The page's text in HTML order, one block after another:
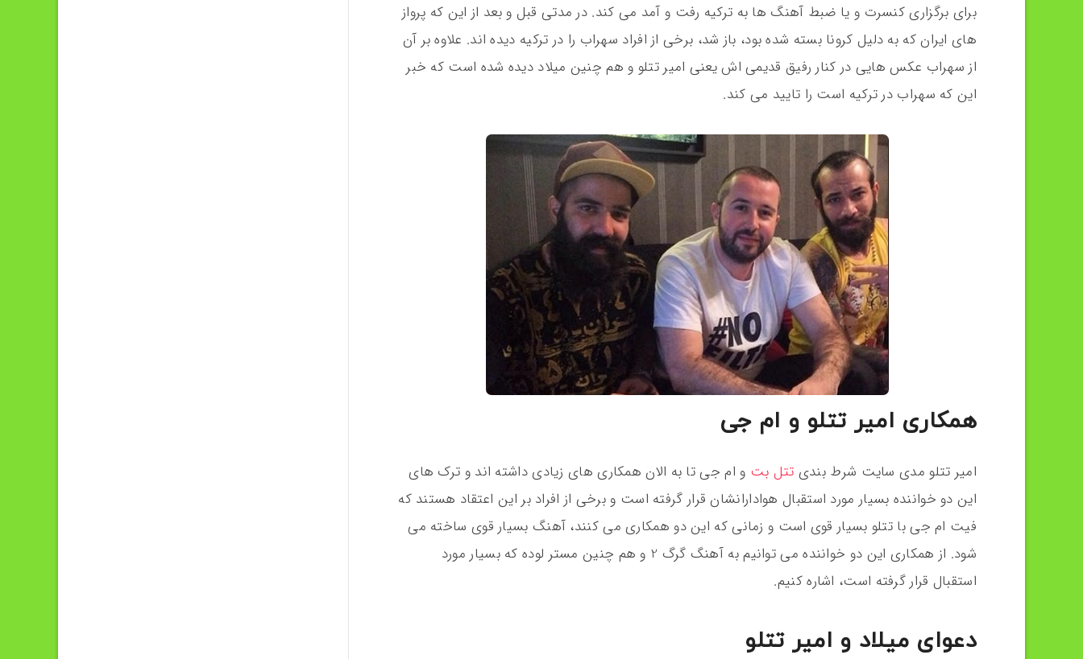
برای برگزاری کنسرت و یا ضبط آهنگ ها به ترکیه رفت و آمد می کند. در مدتی قبل و بعد از این که پرواز
های ایران که به دلیل کرونا بسته شده بود، باز شد، برخی از افراد سهراب را در ترکیه دیده اند. علاوه بر آن
از سهراب عکس هایی در کنار رفیق قدیمی اش یعنی امیر تتلو و هم چنین میلاد دیده شده است که خبر
این که سهراب در ترکیه است را تایید می کند.
همکاری امیر تتلو و ام جی
امیر تتلو مدی سایت شرط بندی تتل بت و ام جی تا به الان همکاری های زیادی داشته اند و ترک های
این دو خواننده بسیار مورد استقبال هوادارانشان قرار گرفته است و برخی از افراد بر این اعتقاد هستند که
فیت ام جی با تتلو بسیار قوی است و زمانی که این دو همکاری می کنند، آهنگ بسیار قوی ساخته می
شود. از همکاری این دو خواننده می توانیم به آهنگ گرگ 2 و هم چنین مستر لوده که بسیار مورد
استقبال قرار گرفته است، اشاره کنیم.
دعوای میلاد و امیر تتلو